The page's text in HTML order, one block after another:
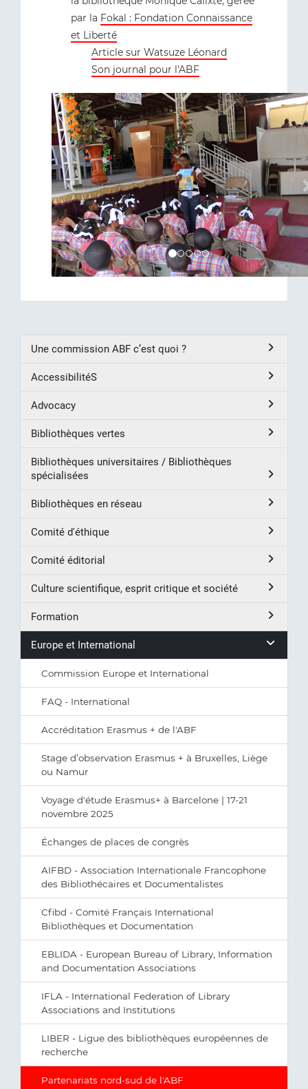
par la Fokal : Fondation Connaissance
et Liberté
Article sur Watsuze Léonard
Son journal pour l'ABF
Previous
Une commission ABF c’est quoi ?
AccessibilitéS
Advocacy
Bibliothèques vertes
Bibliothèques universitaires / Bibliothèques
spécialisées
Bibliothèques en réseau
Comité d'éthique
Comité éditorial
Culture scientifique, esprit critique et société
Formation
Europe et International
Commission Europe et International
FAQ - International
Accréditation Erasmus + de l'ABF
Stage d’observation Erasmus + à Bruxelles, Liège
ou Namur
Voyage d'étude Erasmus+ à Barcelone | 17-21
novembre 2025
Échanges de places de congrès
AIFBD - Association Internationale Francophone
des Bibliothécaires et Documentalistes
Cfibd - Comité Français International
Bibliothèques et Documentation
EBLIDA - European Bureau of Library, Information
and Documentation Associations
IFLA - International Federation of Library
Associations and Institutions
LIBER - Ligue des bibliothèques européennes de
recherche
Partenariats nord-sud de l'ABF